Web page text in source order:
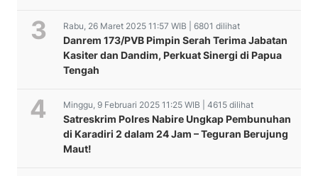
Rabu, 26 Maret 2025 11:57 WIB | 6801 dilihat
Danrem 173/PVB Pimpin Serah Terima Jabatan
Kasiter dan Dandim, Perkuat Sinergi di Papua
Tengah
Minggu, 9 Februari 2025 11:25 WIB | 4615 dilihat
Satreskrim Polres Nabire Ungkap Pembunuhan
di Karadiri 2 dalam 24 Jam – Teguran Berujung
Maut!